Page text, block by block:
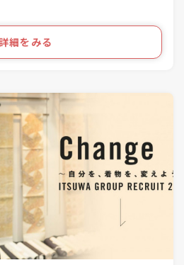
振袖専門）」 4店舗
」1店舗
●・〇
多様化を実現するのが私たちの
細をみる